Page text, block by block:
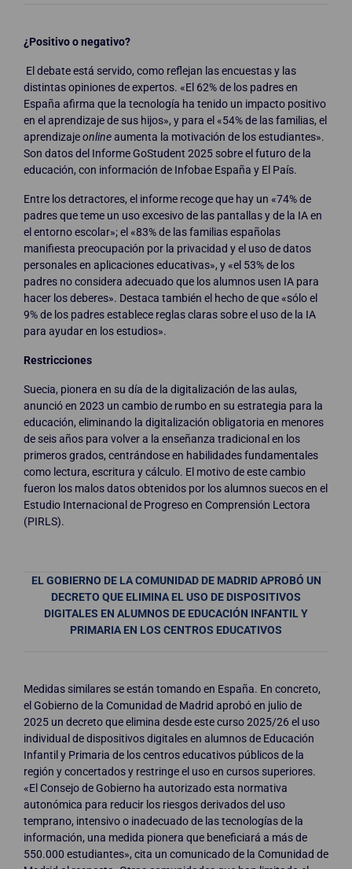
¿Positivo o negativo?
El debate está servido, como reflejan las encuestas y las
distintas opiniones de expertos. «El 62% de los padres en
España afirma que la tecnología ha tenido un impacto positivo
en el aprendizaje de sus hijos», y para el «54% de las familias, el
aprendizajeonlineaumenta la motivación de los estudiantes».
Son datos del Informe GoStudent 2025 sobre el futuro de la
educación, con información de Infobae España y El País.
Entre los detractores, el informe recoge que hay un «74% de
padres que teme un uso excesivo de las pantallas y de la IA en
el entorno escolar»; el «83% de las familias españolas
manifiesta preocupación por la privacidad y el uso de datos
personales en aplicaciones educativas», y «el 53% de los
padres no considera adecuado que los alumnos usen IA para
hacer los deberes». Destaca también el hecho de que «sólo el
9% de los padres establece reglas claras sobre el uso de la IA
para ayudar en los estudios».
Restricciones
Suecia, pionera en su día de la digitalización de las aulas,
anunció en 2023 un cambio de rumbo en su estrategia para la
educación, eliminando la digitalización obligatoria en menores
de seis años para volver a la enseñanza tradicional en los
primeros grados, centrándose en habilidades fundamentales
como lectura, escritura y cálculo. El motivo de este cambio
fueron los malos datos obtenidos por los alumnos suecos en el
Estudio Internacional de Progreso en Comprensión Lectora
(PIRLS).
EL GOBIERNO DE LA COMUNIDAD DE MADRID APROBÓ UN
DECRETO QUE ELIMINA EL USO DE DISPOSITIVOS
DIGITALES EN ALUMNOS DE EDUCACIÓN INFANTIL Y
PRIMARIA EN LOS CENTROS EDUCATIVOS
Medidas similares se están tomando en España. En concreto,
el Gobierno de la Comunidad de Madrid aprobó en julio de
2025 un decreto que elimina desde este curso 2025/26 el uso
individual de dispositivos digitales en alumnos de Educación
Infantil y Primaria de los centros educativos públicos de la
región y concertados y restringe el uso en cursos superiores.
«El Consejo de Gobierno ha autorizado esta normativa
autonómica para reducir los riesgos derivados del uso
temprano, intensivo o inadecuado de las tecnologías de la
información, una medida pionera que beneficiará a más de
550.000 estudiantes», cita un comunicado de la Comunidad de